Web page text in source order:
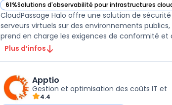
61%Solutions d'observabilité pour infrastructures
— voir CloudPassage Halo dans cette catégorie
CloudPassage Halo offre une solution de
serveurs virtuels sur des environnements
prend en charge les exigences de conformité et
Plus d’infos
Apptio
Gestion et optimisation des coûts IT et
4.4